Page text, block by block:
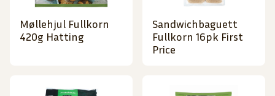
Møllehjul Fullkorn
420g Hatting
Sandwichbaguett
Fullkorn 16pk First
Price